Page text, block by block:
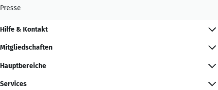
Presse
Hilfe & Kontakt
Mitgliedschaften
Hauptbereiche
Services